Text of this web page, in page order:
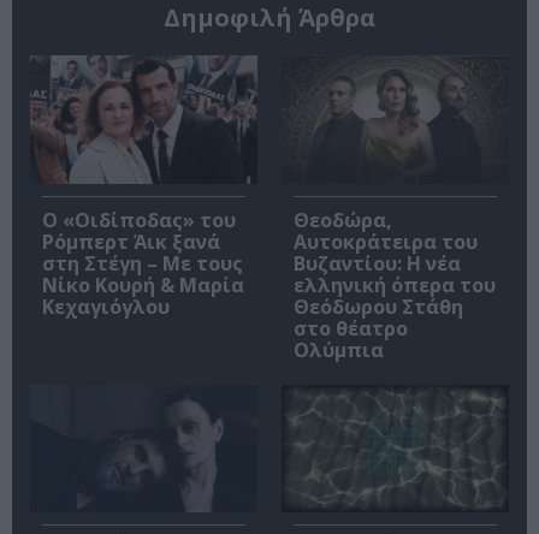
Δημοφιλή Άρθρα
O «Οιδίποδας» του
Ρόμπερτ Άικ ξανά
στη Στέγη – Με τους
Νίκο Κουρή & Μαρία
Κεχαγιόγλου
Θεοδώρα,
Αυτοκράτειρα του
Βυζαντίου: Η νέα
ελληνική όπερα του
Θεόδωρου Στάθη
στο θέατρο
Ολύμπια